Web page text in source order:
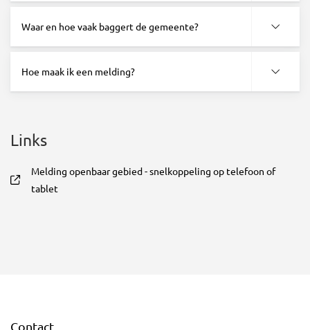
Waar en hoe vaak baggert de gemeente?
Hoe maak ik een melding?
Links
Melding openbaar gebied - snelkoppeling op telefoon of
tablet
, opent in nieuw tabblad
Contact